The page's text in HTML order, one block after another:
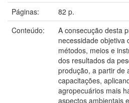
Páginas:
82 p.
Conteúdo:
A consecução desta
necessidade objetiva
métodos, meios e
dos resultados da
produção, a partir de
capacitações,
agropecuários mais
aspectos ambientais